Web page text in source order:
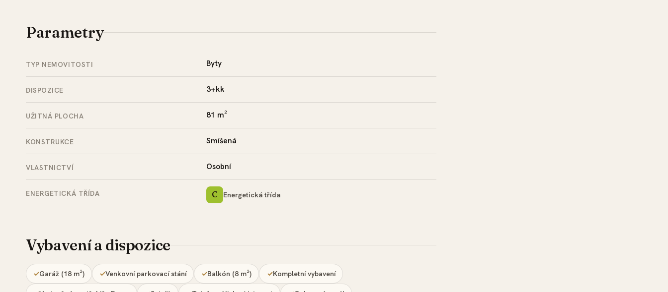
Parametry
TYP NEMOVITOSTI Byty
DISPOZICE 3+kk
UŽITNÁ PLOCHA 81 m²
KONSTRUKCE Smíšená
VLASTNICTVÍ Osobní
ENERGETICKÁ TŘÍDA C Energetická třída
Vybavení a dispozice
Garáž (18 m²) Venkovní parkovací stání Balkón (8 m²) Kompletní vybavení